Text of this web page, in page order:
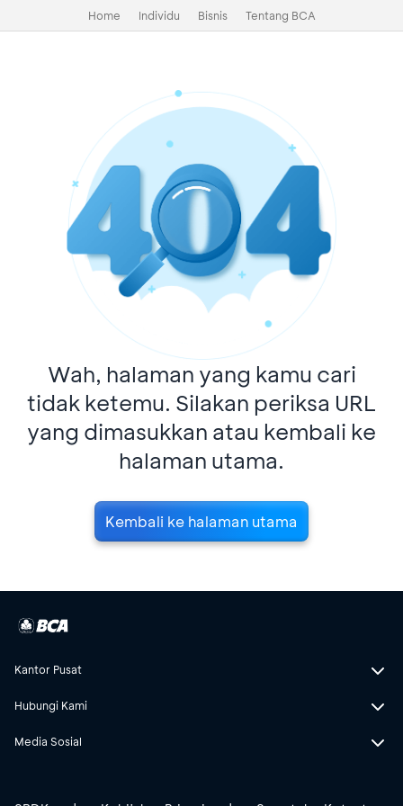
Home Individu Bisnis Tentang BCA
Wah, halaman yang kamu cari
tidak ketemu. Silakan periksa URL
yang dimasukkan atau kembali ke
halaman utama.
Kembali ke halaman utama
Kantor Pusat
Hubungi Kami
Media Sosial